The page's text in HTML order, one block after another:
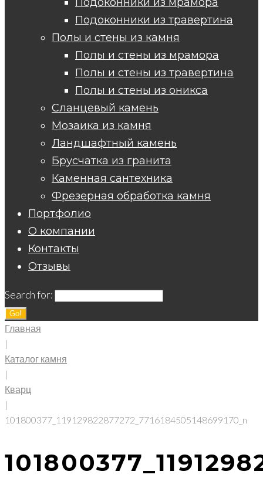
Подоконники из травертина
Полы и стены из камня
Полы и стены из мрамора
Полы и стены из травертина
Полы и стены из оникса
Сланцевый камень
Мозаика из камня
Ландшафтный камень
Брусчатка из гранита
Каменная сантехника
Фрезерная обработка камня
Портфолио
О компании
Контакты
Отзывы
Search for:
Go!
Главная
|
Каталог камня
|
Кварц
|
101800377_119129822877272_7716184505148699170_n